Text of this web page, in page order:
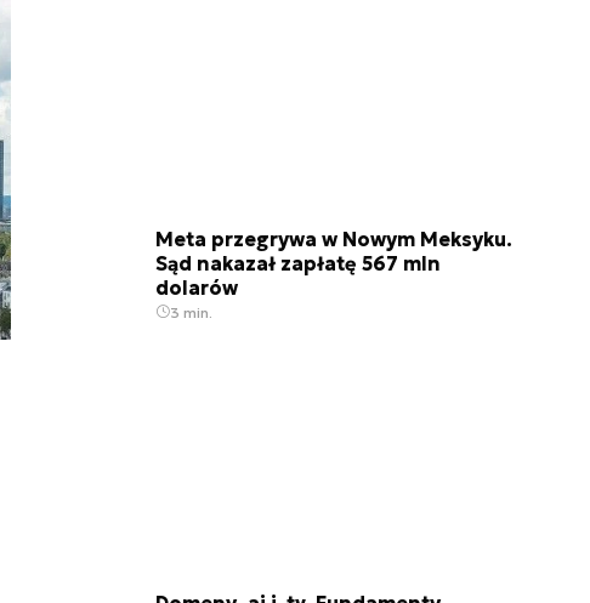
Meta przegrywa w Nowym Meksyku.
Sąd nakazał zapłatę 567 mln
dolarów
3 min.